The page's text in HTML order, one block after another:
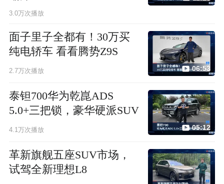
3.0万次播放
面子里子全都有！30万买
纯电轿车 看看腾势Z9S
2.7万次播放 06:53
泰钽700华为乾崑ADS
5.0+三把锁，豪华硬派SUV
4.1万次播放 05:12
革新旗舰五座SUV市场，
试驾全新理想L8